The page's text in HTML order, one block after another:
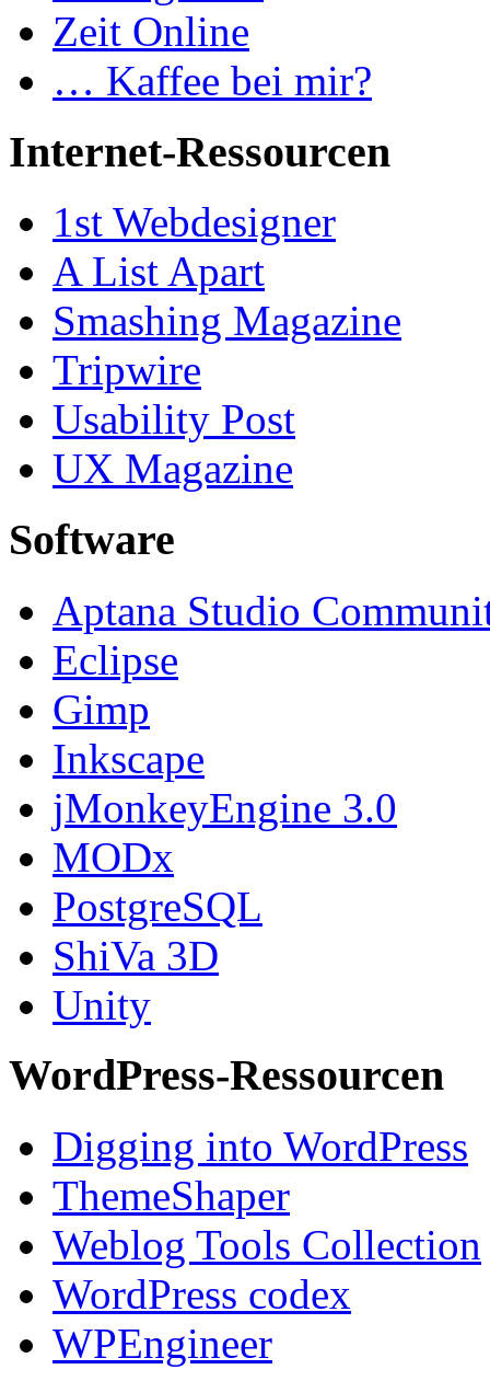
Zeit Online
… Kaffee bei mir?
Internet-Ressourcen
1st Webdesigner
A List Apart
Smashing Magazine
Tripwire
Usability Post
UX Magazine
Software
Aptana Studio
Eclipse
Gimp
Inkscape
jMonkeyEngine 3.0
MODx
PostgreSQL
ShiVa 3D
Unity
WordPress-Ressourcen
Digging into WordPress
ThemeShaper
Weblog Tools Collection
WordPress codex
WPEngineer